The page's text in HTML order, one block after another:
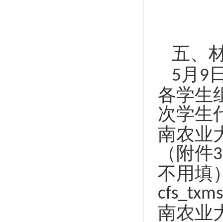
五、
5 月 9
各学生
次学生
南农业
（附件3
不用填
南农业